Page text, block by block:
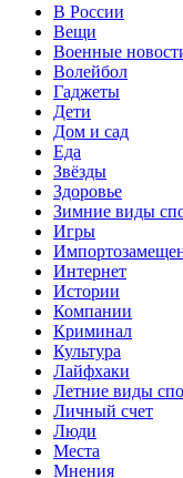
В России
Вещи
Военные
Волейбол
Гаджеты
Дети
Дом и сад
Еда
Звёзды
Здоровье
Зимние виды
Игры
Интернет
Истории
Компании
Криминал
Культура
Лайфхаки
Летние виды
Личный счет
Люди
Места
Мнения